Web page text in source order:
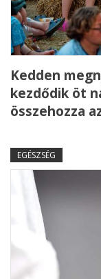
Kedden
kezdődik öt
összehozza
EGÉSZSÉG